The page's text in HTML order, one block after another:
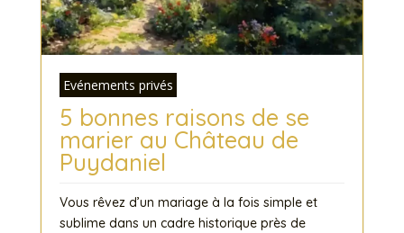
Evénements privés
5 bonnes raisons de se
marier au Château de
Puydaniel
Vous rêvez d’un mariage à la fois simple et
sublime dans un cadre historique près de